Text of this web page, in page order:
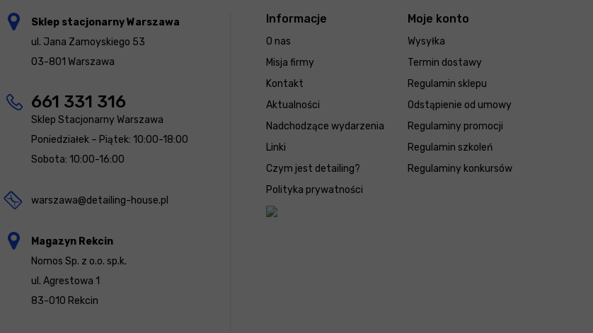
Informacje
O nas
Misja firmy
Kontakt
Aktualności
Nadchodzące wydarzenia
Linki
Czym jest detailing?
Polityka prywatności
Moje konto
Wysyłka
Termin dostawy
Regulamin sklepu
Odstąpienie od umowy
Regulaminy promocji
Regulamin szkoleń
Regulaminy konkursów
Sklep stacjonarny Warszawa
ul. Jana Zamoyskiego 53
03-801 Warszawa
661 331 316
Sklep Stacjonarny Warszawa
Poniedziałek – Piątek: 10:00-18:00
Sobota: 10:00-16:00
warszawa@detailing-house.pl
Magazyn Rekcin
Nomos Sp. z o.o. sp.k.
ul. Agrestowa 1
83-010 Rekcin